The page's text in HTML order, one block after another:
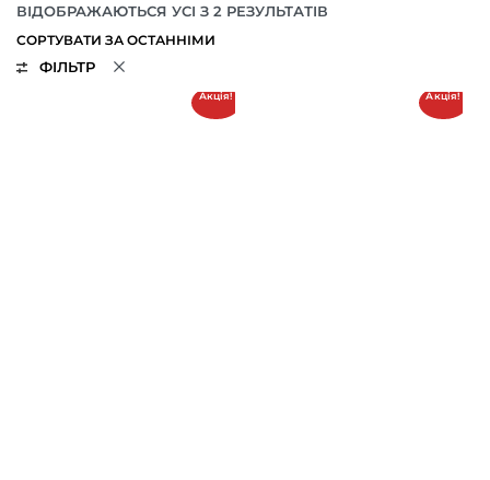
ВІДОБРАЖАЮТЬСЯ УСІ З 2 РЕЗУЛЬТАТІВ
ФІЛЬТР
Акція! Акція!